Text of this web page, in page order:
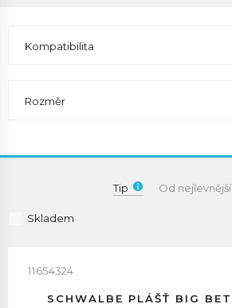
Kompatibilita
Rozměr
Tip Od
Skladem
11654324
SCHWALBE PLÁŠŤ BIG